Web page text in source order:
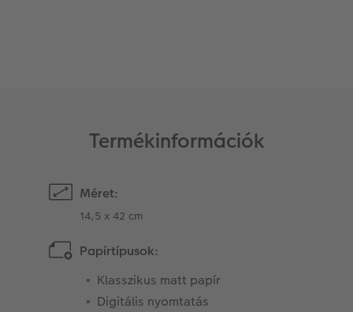
Termékinformációk
Méret:
14,5 x 42 cm
Papírtípusok:
Klasszikus matt papír
Digitális nyomtatás